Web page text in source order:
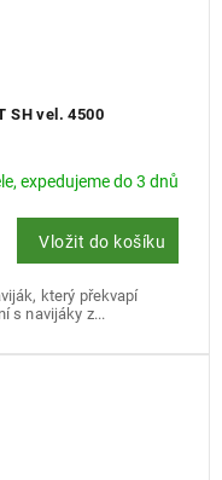
SH vel. 4500
expedujeme do 3 dnů
Vložit do košíku
který překvapí
s navijáky z...